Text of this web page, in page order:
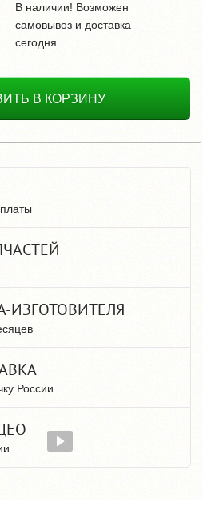
В наличии! Возможен
самовывоз и доставка
сегодня.
В КОРЗИНУ
ИЗГОТОВИТЕЛЯ
России